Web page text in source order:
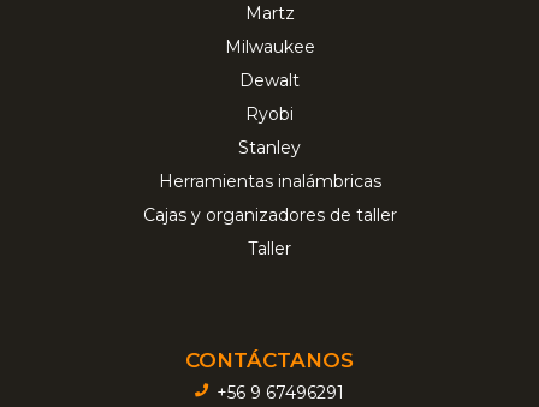
Martz
Milwaukee
Dewalt
Ryobi
Stanley
Herramientas inalámbricas
Cajas y organizadores de taller
Taller
CONTÁCTANOS
+56 9 67496291